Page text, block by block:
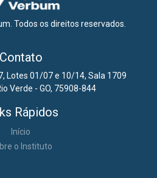
Todos os direitos reservados.
Contato
Lotes 01/07 e 10/14, Sala 1709
Verde - GO, 75908-844
Rápidos
Início
o Instituto